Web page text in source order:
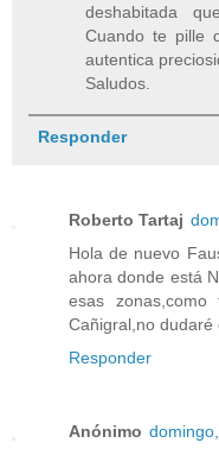
deshabitada
Cuando te pille
autentica
Saludos.
Responder
Roberto Tartaj
Hola de nuevo
ahora donde está
esas
Cañigral,no dudaré
Responder
Anónimo